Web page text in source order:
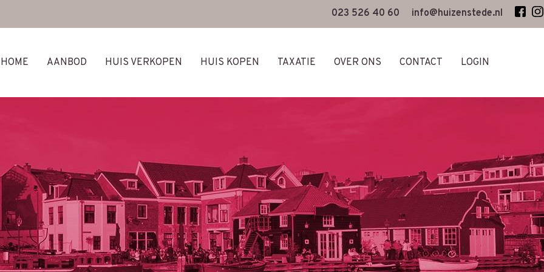
023 526 40 60 info@huizenstede.nl
HOME AANBOD HUIS VERKOPEN HUIS KOPEN TAXATIE OVER ONS CONTACT LOGIN